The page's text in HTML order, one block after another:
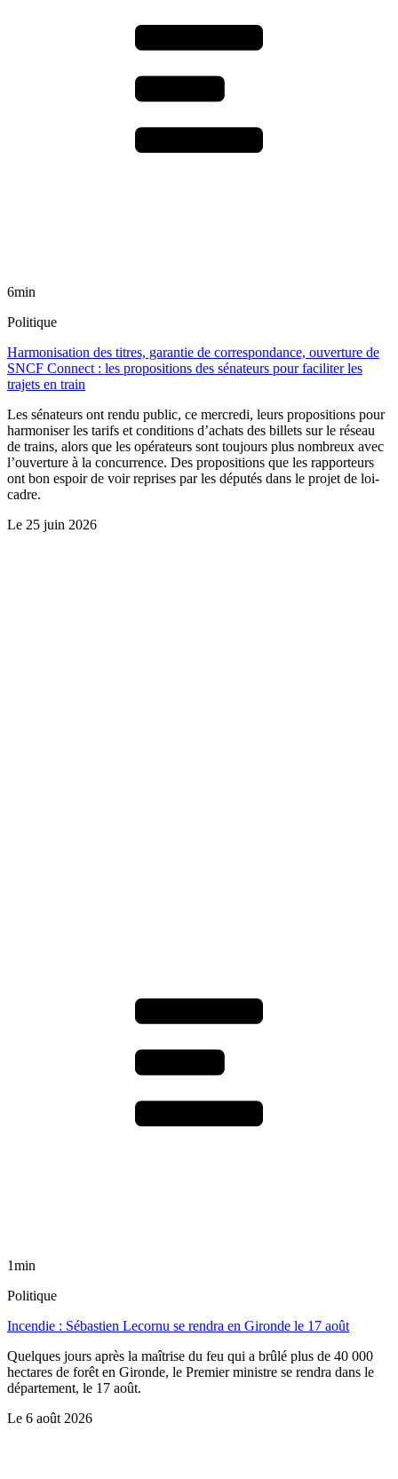
6min
Politique
Harmonisation des titres, garantie de correspondance, ouverture de
SNCF Connect : les propositions des sénateurs pour faciliter les
trajets en train
Les sénateurs ont rendu public, ce mercredi, leurs propositions pour
harmoniser les tarifs et conditions d’achats des billets sur le réseau
de trains, alors que les opérateurs sont toujours plus nombreux avec
l’ouverture à la concurrence. Des propositions que les rapporteurs
ont bon espoir de voir reprises par les députés dans le projet de loi-
cadre.
Le 25 juin 2026
1min
Politique
Incendie : Sébastien Lecornu se rendra en Gironde le 17 août
Quelques jours après la maîtrise du feu qui a brûlé plus de 40 000
hectares de forêt en Gironde, le Premier ministre se rendra dans le
département, le 17 août.
Le 6 août 2026